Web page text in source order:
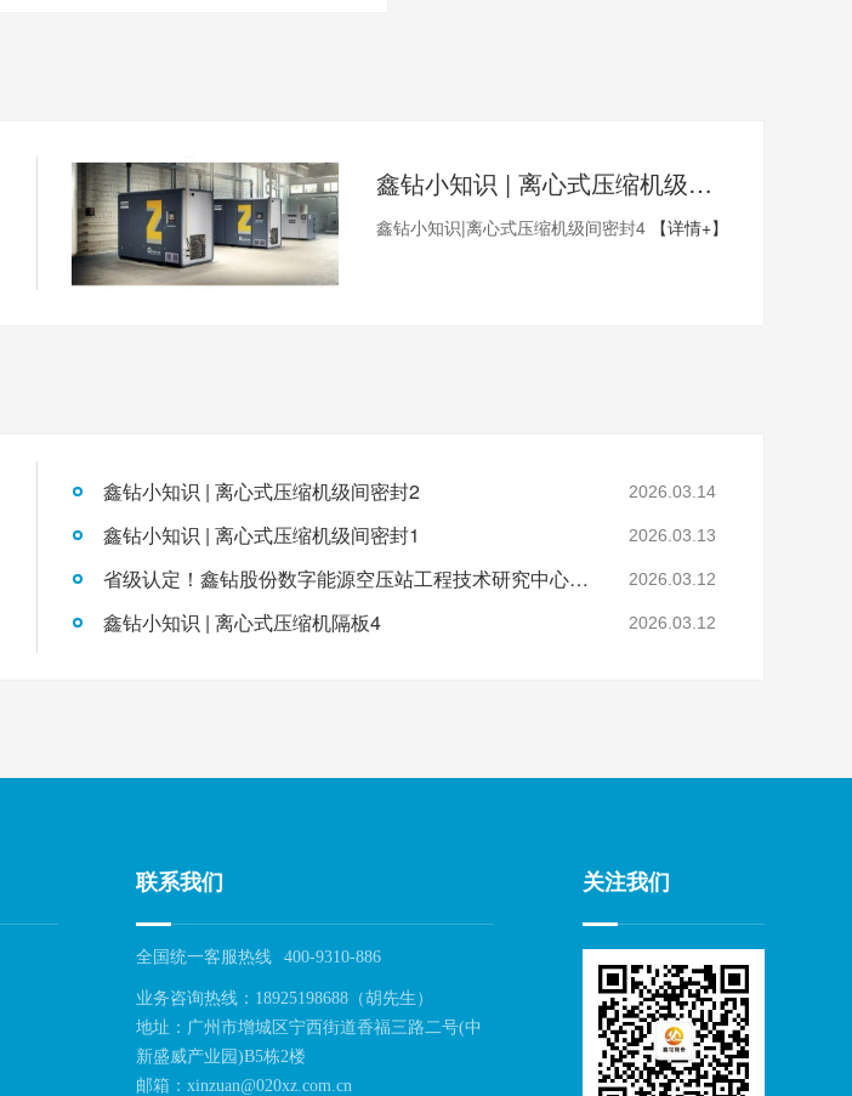
鑫钻小知识 | 离心式压缩机级间密封4
鑫钻小知识|离心式压缩机级间密封4 【详情+】
鑫钻小知识 | 离心式压缩机级间密封2 2026.03.14
鑫钻小知识 | 离心式压缩机级间密封1 2026.03.13
省级认定！鑫钻股份数字能源空压站工程技术研究中心正式获批 2026.03.12
鑫钻小知识 | 离心式压缩机隔板4 2026.03.12
联系我们
全国统一客服热线 400-9310-886
业务咨询热线：18925198688（胡先生）
地址：广州市增城区宁西街道香福三路二号(中
新盛威产业园)B5栋2楼
邮箱：xinzuan@020xz.com.cn
关注我们